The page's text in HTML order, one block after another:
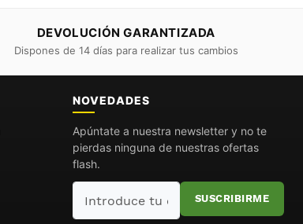
DEVOLUCIÓN GARANTIZADA
Dispones de 14 días para realizar tus cambios
NOVEDADES
Apúntate a nuestra newsletter y no te
pierdas ninguna de nuestras ofertas
flash.
Introduce
SUSCRIBIRME